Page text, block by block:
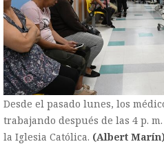
Desde el pasado lunes, los
trabajando después de las 4 p.
la Iglesia Católica. (Albert